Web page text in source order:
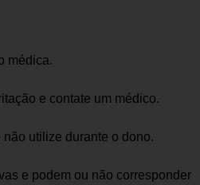
médica.
e contate um médico.
utilize durante o dono.
e podem ou não corresponder